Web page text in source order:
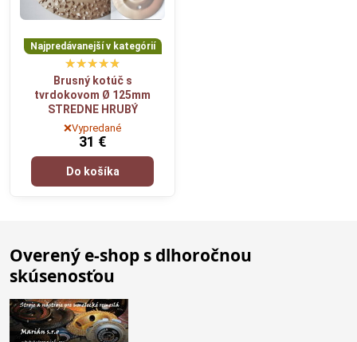
Najpredávanejší v kategórií
Brusný kotúč s
tvrdokovom Ø 125mm
STREDNE HRUBÝ
❌Vypredané
31 €
Do košíka
Overený e-shop s dlhoročnou
skúsenosťou